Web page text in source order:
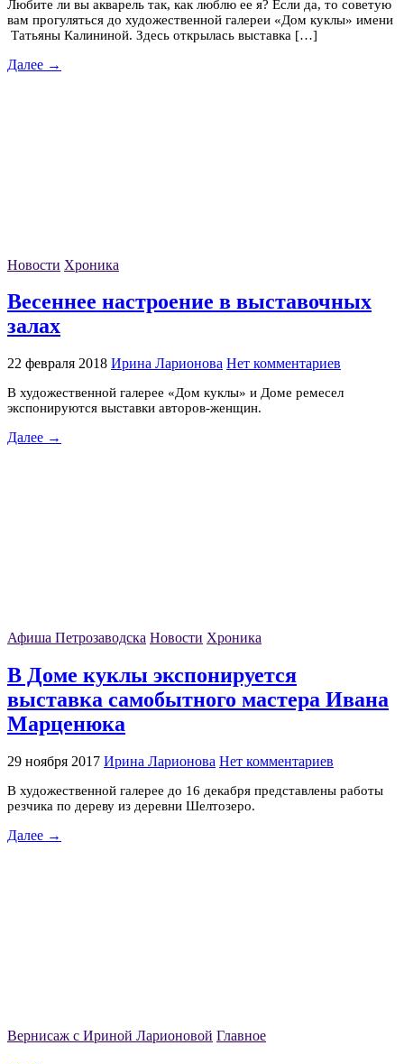
Любите ли вы акварель так, как люблю ее я? Если да, то советую
вам прогуляться до художественной галереи «Дом куклы» имени
Татьяны Калининой. Здесь открылась выставка […]
Далее →
Новости Хроника
Весеннее настроение в выставочных
залах
22 февраля 2018 Ирина Ларионова Нет комментариев
В художественной галерее «Дом куклы» и Доме ремесел
экспонируются выставки авторов-женщин.
Далее →
Афиша Петрозаводска Новости Хроника
В Доме куклы экспонируется
выставка самобытного мастера Ивана
Марценюка
29 ноября 2017 Ирина Ларионова Нет комментариев
В художественной галерее до 16 декабря представлены работы
резчика по дереву из деревни Шелтозеро.
Далее →
Вернисаж с Ириной Ларионовой Главное